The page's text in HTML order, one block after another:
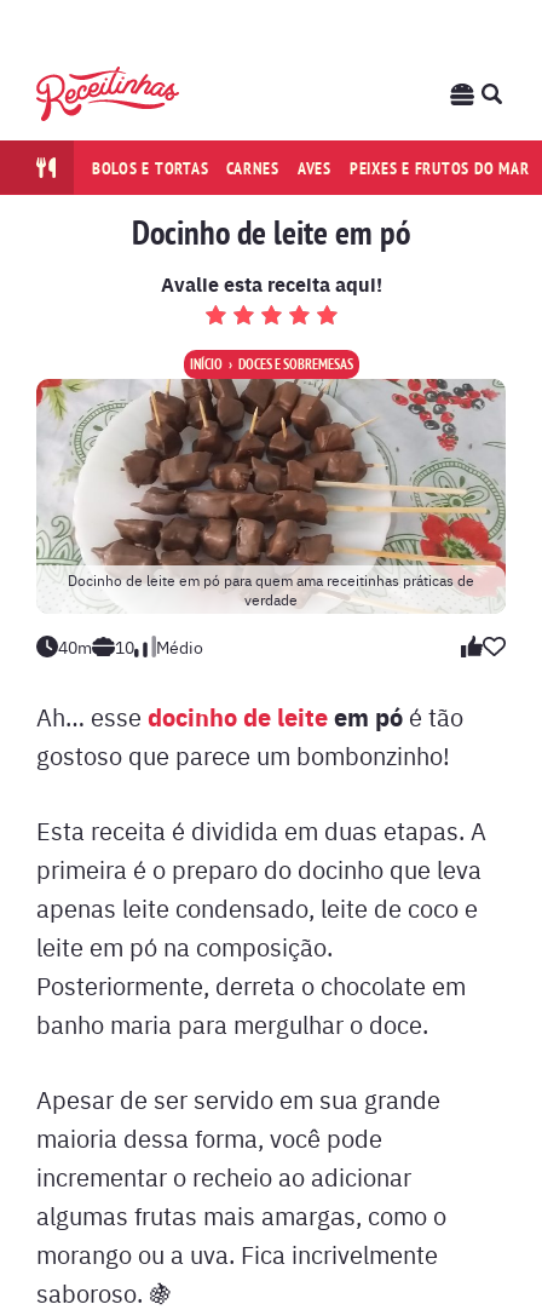
BOLOS E TORTAS CARNES AVES PEIXES E FRUTOS DO MAR
Docinho de leite em pó
Avalie esta receita aqui!
INÍCIO DOCES E SOBREMESAS
Docinho de leite em pó para quem ama receitinhas práticas de
verdade
40m 10 Médio
Ah… esse docinho de leiteem pó é tão
gostoso que parece um bombonzinho!
Esta receita é dividida em duas etapas. A
primeira é o preparo do docinho que leva
apenas leite condensado, leite de coco e
leite em pó na composição.
Posteriormente, derreta o chocolate em
banho maria para mergulhar o doce.
Apesar de ser servido em sua grande
maioria dessa forma, você pode
incrementar o recheio ao adicionar
algumas frutas mais amargas, como o
morango ou a uva. Fica incrivelmente
saboroso. 🍇